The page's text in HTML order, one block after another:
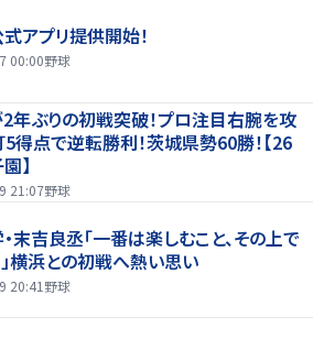
アプリ提供開始！
00:00野球
年ぶりの初戦突破！プロ注目右腕を攻
5得点で逆転勝利！茨城県勢60勝！【26
】
21:07野球
末吉良丞「一番は楽しむこと、その上で
横浜との初戦へ熱い思い
20:41 野球